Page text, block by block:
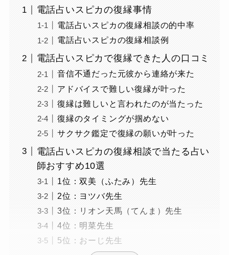
電話占いスピカの復縁事情
電話占いスピカの復縁相談の的中率
電話占いスピカの復縁相談例
電話占いスピカで復縁できた人の口コミ
音信不通だった元彼から連絡が来た
アドバイスで難しい復縁が叶った
復縁は難しいと言われたのが当たった
復縁のタイミングが掴めない
サクサク鑑定で復縁の願いが叶った
電話占いスピカの復縁相談で当たる占い
師おすすめ10選
1位：双美（ふたみ）先生
2位：ヨツバ先生
3位：リオン天馬（てんま）先生
4位：明菜先生
5位：おーじ先生